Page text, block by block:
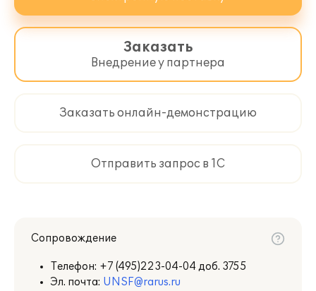
Заказать
Внедрение у партнера
Заказать онлайн-демонстрацию
Отправить запрос в 1С
Сопровождение
Телефон: +7 (495)223-04-04 доб. 3755
Эл. почта: UNSF@rarus.ru